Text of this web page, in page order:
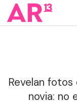
Revelan
novia: no